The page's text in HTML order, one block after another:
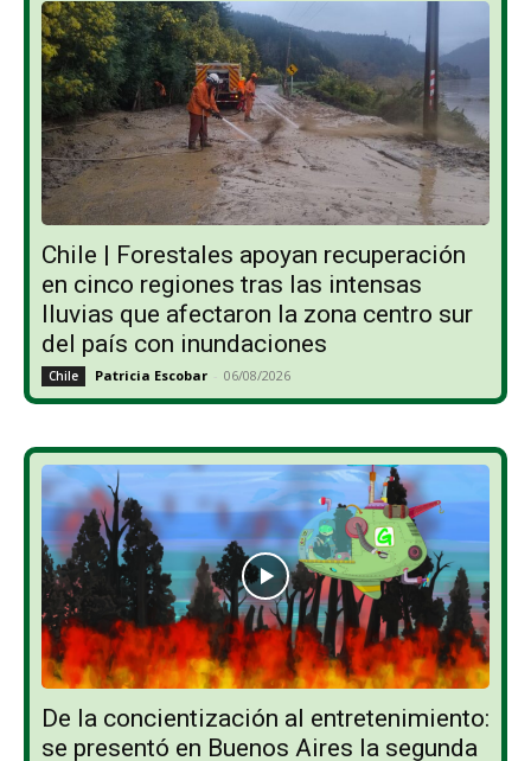
Chile | Forestales apoyan recuperación
en cinco regiones tras las intensas
lluvias que afectaron la zona centro sur
del país con inundaciones
Chile Patricia Escobar - 06/08/2026
De la concientización al entretenimiento:
se presentó en Buenos Aires la segunda